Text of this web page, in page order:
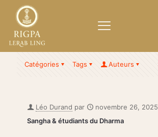
Catégories Tags Auteurs
Léo Durand par
novembre 26, 2025
Sangha & étudiants du Dharma